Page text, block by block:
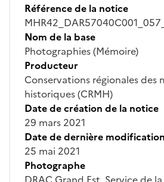
Référence de la notice
Nom de la base
Photographies (Mémoire)
Producteur
Conservations régionales des
historiques (CRMH)
Date de création de la notice
29 mars 2021
Date de dernière
25 mai 2021
Photographe